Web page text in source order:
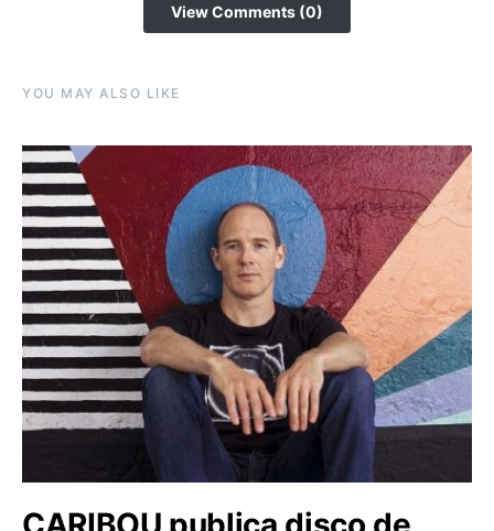
View Comments (0)
YOU MAY ALSO LIKE